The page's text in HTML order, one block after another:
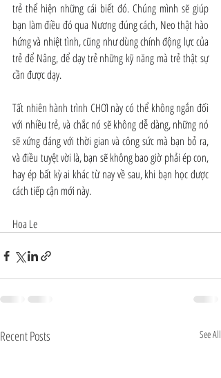
trẻ thể hiện những cái biết đó. Chúng mình sẽ giúp
bạn làm điều đó qua Nương đúng cách, Neo thật hào
hứng và nhiệt tình, cũng như dùng chính động lực của
trẻ để Nâng, để dạy trẻ những kỹ năng mà trẻ thật sự
cần được dạy.
Tất nhiên hành trình CHƠI này có thể không ngắn đối
với nhiều trẻ, và chắc nó sẽ không dễ dàng, những nó
sẽ xứng đáng với thời gian và công sức mà bạn bỏ ra,
và điều tuyệt vời là, bạn sẽ không bao giờ phải ép con,
hay ép bất kỳ ai khác từ nay về sau, khi bạn học được
cách tiếp cận mới này.
Hoa Le
Recent Posts See All